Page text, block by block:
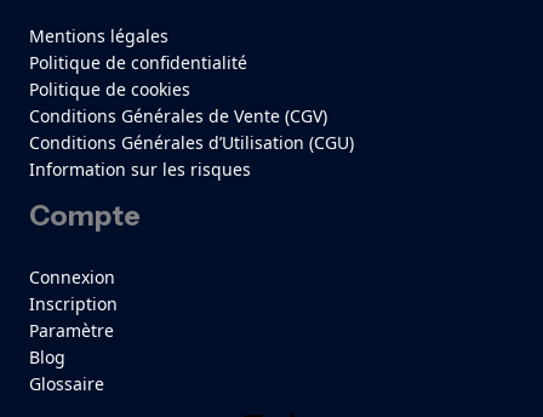
Mentions légales
Politique de confidentialité
Politique de cookies
Conditions Générales de Vente (CGV)
Conditions Générales d’Utilisation (CGU)
Information sur les risques
Compte
Connexion
Inscription
Paramètre
Blog
Glossaire